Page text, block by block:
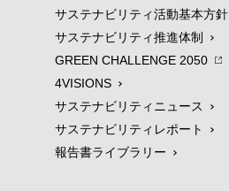
サステナビリティ活動基本方針
サステナビリティ推進体制
GREEN CHALLENGE 2050
4VISIONS
サステナビリティニュース
サステナビリティレポート
報告書ライブラリー